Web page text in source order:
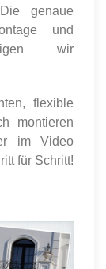
genaue
und
wir
flexible
montieren
im Video
für Schritt!